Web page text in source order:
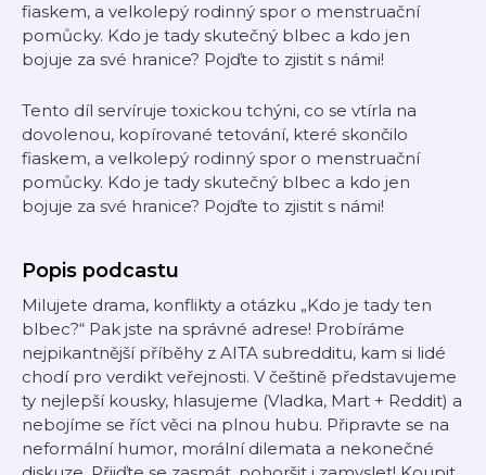
fiaskem, a velkolepý rodinný spor o menstruační
pomůcky. Kdo je tady skutečný blbec a kdo jen
bojuje za své hranice? Pojďte to zjistit s námi!
Tento díl servíruje toxickou tchýni, co se vtírla na
dovolenou, kopírované tetování, které skončilo
fiaskem, a velkolepý rodinný spor o menstruační
pomůcky. Kdo je tady skutečný blbec a kdo jen
bojuje za své hranice? Pojďte to zjistit s námi!
Popis podcastu
Milujete drama, konflikty a otázku „Kdo je tady ten
blbec?“ Pak jste na správné adrese! Probíráme
nejpikantnější příběhy z AITA subredditu, kam si lidé
chodí pro verdikt veřejnosti. V češtině představujeme
ty nejlepší kousky, hlasujeme (Vladka, Mart + Reddit) a
nebojíme se říct věci na plnou hubu. Připravte se na
neformální humor, morální dilemata a nekonečné